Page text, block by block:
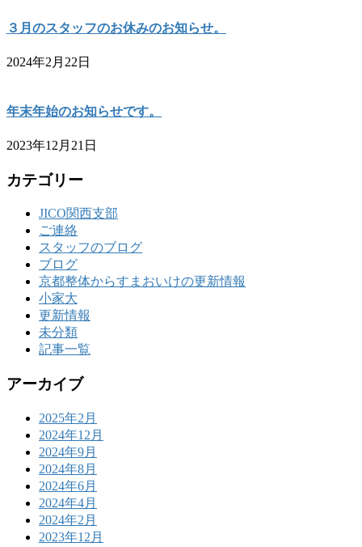
３月のスタッフのお休みのお知らせ。
2024年2月22日
年末年始のお知らせです。
2023年12月21日
カテゴリー
JICO関西支部
ご連絡
スタッフのブログ
ブログ
京都整体からすまおいけの更新情報
小家大
更新情報
未分類
記事一覧
アーカイブ
2025年2月
2024年12月
2024年9月
2024年8月
2024年6月
2024年4月
2024年2月
2023年12月